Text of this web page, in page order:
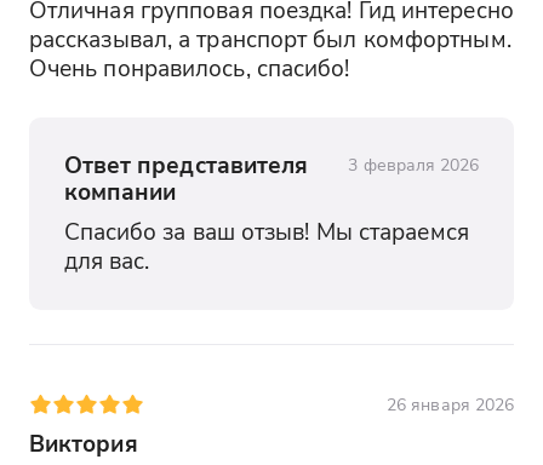
Отличная групповая поездка! Гид интересно
рассказывал, а транспорт был комфортным.
Очень понравилось, спасибо!
Ответ представителя
компании
3 февраля 2026
Спасибо за ваш отзыв! Мы стараемся
для вас.
26 января 2026
Виктория